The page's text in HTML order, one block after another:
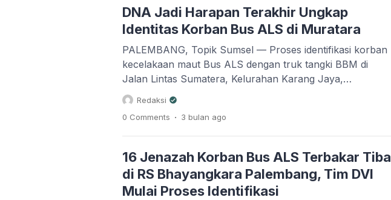
pengangkatan jaringan kulit mati […]
DNA Jadi Harapan Terakhir Ungkap
Identitas Korban Bus ALS di Muratara
PALEMBANG, Topik Sumsel — Proses identifikasi korban
kecelakaan maut Bus ALS dengan truk tangki BBM di
Jalan Lintas Sumatera, Kelurahan Karang Jaya,
Kecamatan Karang Jaya, Kabupaten Muratara, masih
terus berlangsung hingga hari keempat, Sabtu (9/5/2026).
Tim Disaster Victim Identification (DVI) Polda Sumsel saat
ini masih melakukan pengumpulan data antemortem
korban semasa hidup serta pemeriksaan postmortem […]
Redaksi
0 Comments . 3 bulan ago
16 Jenazah Korban Bus ALS Terbakar Tiba
di RS Bhayangkara Palembang, Tim DVI
Mulai Proses Identifikasi